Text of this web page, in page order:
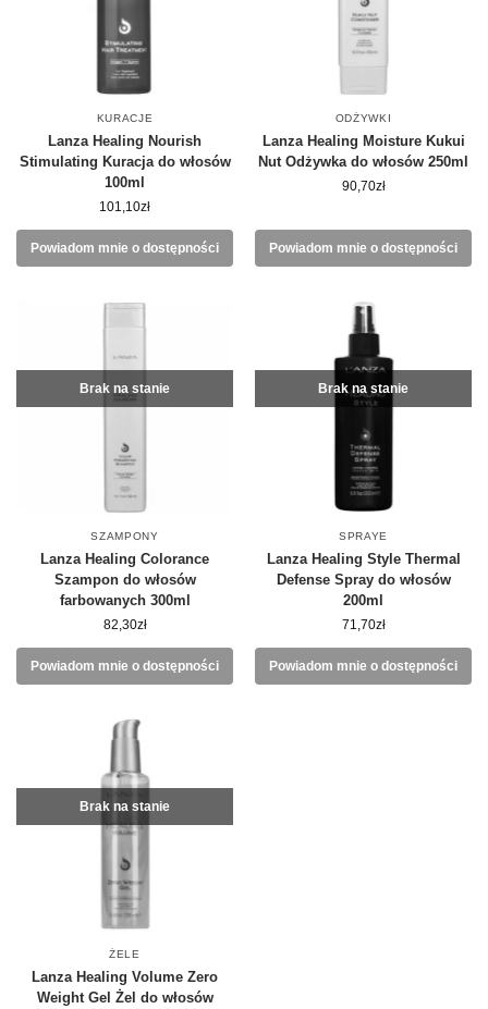
KURACJE
Lanza Healing Nourish
Stimulating Kuracja do włosów
100ml
101,10zł
Powiadom mnie o dostępności
ODŻYWKI
Lanza Healing Moisture Kukui
Nut Odżywka do włosów 250ml
90,70zł
Powiadom mnie o dostępności
Brak na stanie
SZAMPONY
Lanza Healing Colorance
Szampon do włosów
farbowanych 300ml
82,30zł
Powiadom mnie o dostępności
Brak na stanie
SPRAYE
Lanza Healing Style Thermal
Defense Spray do włosów
200ml
71,70zł
Powiadom mnie o dostępności
Brak na stanie
ŻELE
Lanza Healing Volume Zero
Weight Gel Żel do włosów